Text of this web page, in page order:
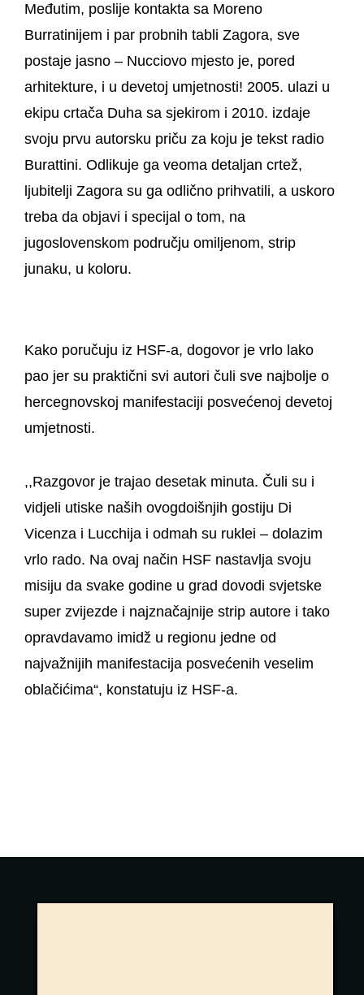
Međutim, poslije kontakta sa Moreno
Burratinijem i par probnih tabli Zagora, sve
postaje jasno – Nucciovo mjesto je, pored
arhitekture, i u devetoj umjetnosti! 2005. ulazi u
ekipu crtača Duha sa sjekirom i 2010. izdaje
svoju prvu autorsku priču za koju je tekst radio
Burattini. Odlikuje ga veoma detaljan crtež,
ljubitelji Zagora su ga odlično prihvatili, a uskoro
treba da objavi i specijal o tom, na
jugoslovenskom području omiljenom, strip
junaku, u koloru.
Kako poručuju iz HSF-a, dogovor je vrlo lako
pao jer su praktični svi autori čuli sve najbolje o
hercegnovskoj manifestaciji posvećenoj devetoj
umjetnosti.
,,Razgovor je trajao desetak minuta. Čuli su i
vidjeli utiske naših ovogdoišnjih gostiju Di
Vicenza i Lucchija i odmah su ruklei – dolazim
vrlo rado. Na ovaj način HSF nastavlja svoju
misiju da svake godine u grad dovodi svjetske
super zvijezde i najznačajnije strip autore i tako
opravdavamo imidž u regionu jedne od
najvažnijih manifestacija posvećenih veselim
oblačićima“, konstatuju iz HSF-a.